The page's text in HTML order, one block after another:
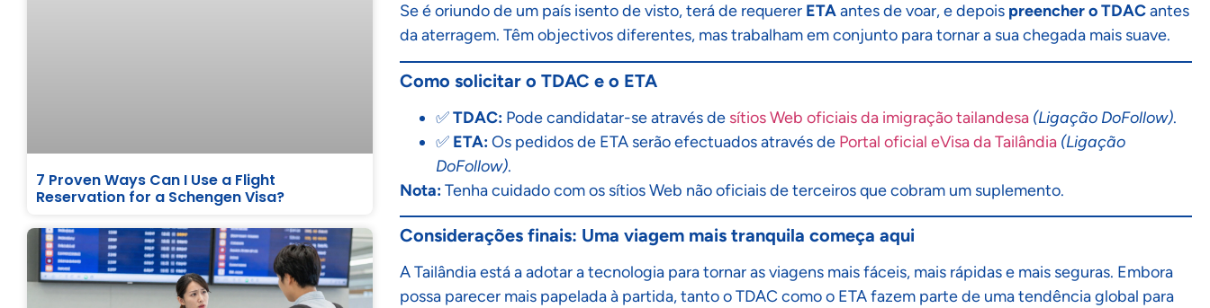
7 Proven Ways Can I Use a Flight
Reservation for a Schengen Visa?
Se é oriundo de um país isento de visto, terá de requerer ETAantes de voar, e depois preencher o TDACantes
da aterragem. Têm objectivos diferentes, mas trabalham em conjunto para tornar a sua chegada mais suave.
Como solicitar o TDAC e o ETA
✅TDAC:Pode candidatar-se através de sítios Web oficiais da imigração tailandesa (Ligação DoFollow).
✅ ETA:Os pedidos de ETA serão efectuados através de Portal oficial eVisa da Tailândia (Ligação
DoFollow).
Nota:Tenha cuidado com os sítios Web não oficiais de terceiros que cobram um suplemento.
Considerações finais: Uma viagem mais tranquila começa aqui
A Tailândia está a adotar a tecnologia para tornar as viagens mais fáceis, mais rápidas e mais seguras. Embora
possa parecer mais papelada à partida, tanto o TDAC como o ETA fazem parte de uma tendência global para